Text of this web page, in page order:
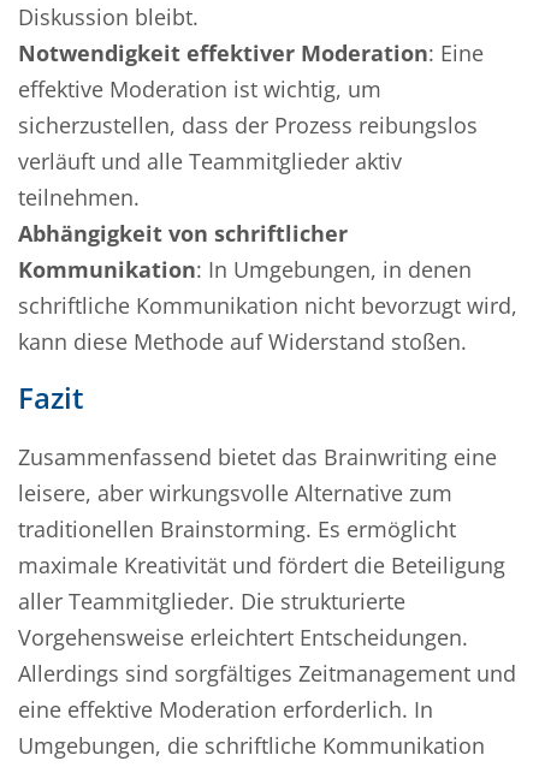
Diskussion bleibt.
Notwendigkeit effektiver Moderation: Eine
effektive Moderation ist wichtig, um
sicherzustellen, dass der Prozess reibungslos
verläuft und alle Teammitglieder aktiv
teilnehmen.
Abhängigkeit von schriftlicher
Kommunikation: In Umgebungen, in denen
schriftliche Kommunikation nicht bevorzugt wird,
kann diese Methode auf Widerstand stoßen.
Fazit
Zusammenfassend bietet das Brainwriting eine
leisere, aber wirkungsvolle Alternative zum
traditionellen Brainstorming. Es ermöglicht
maximale Kreativität und fördert die Beteiligung
aller Teammitglieder. Die strukturierte
Vorgehensweise erleichtert Entscheidungen.
Allerdings sind sorgfältiges Zeitmanagement und
eine effektive Moderation erforderlich. In
Umgebungen, die schriftliche Kommunikation